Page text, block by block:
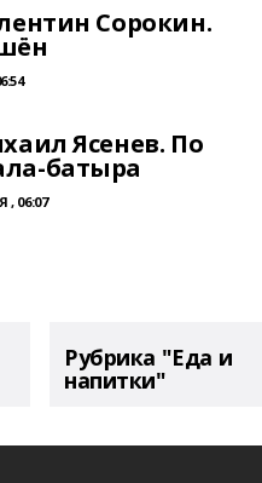
Сорокин.
Ясенев. По
батыра
, 06:07
Рубрика "Еда и
напитки"